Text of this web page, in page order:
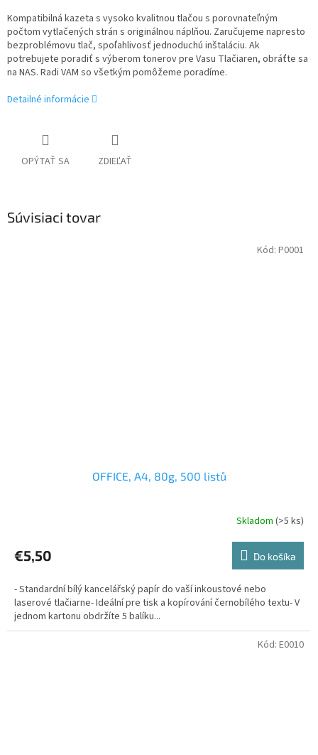
Kompatibilná kazeta s vysoko kvalitnou tlačou s porovnateľným
počtom vytlačených strán s originálnou náplňou. Zaručujeme napresto
bezproblémovu tlač, spoľahlivosť jednoduchú inštaláciu. Ak
potrebujete poradiť s výberom tonerov pre Vasu Tlačiaren, obráťte sa
na NAS. Radi VAM so všetkým pomôžeme poradíme.
Detailné informácie
OPÝTAŤ SA ZDIEĽAŤ
Súvisiaci tovar
OFFICE, A4, 80g, 500 listů
Skladom (>5 ks)
€5,50 Do košíka
- Standardní bílý kancelářský papír do vaší inkoustové nebo
laserové tlačiarne- Ideální pre tisk a kopírování černobílého textu- V
jednom kartonu obdržíte 5 balíku...
Kód: P0001
Kód: E0010